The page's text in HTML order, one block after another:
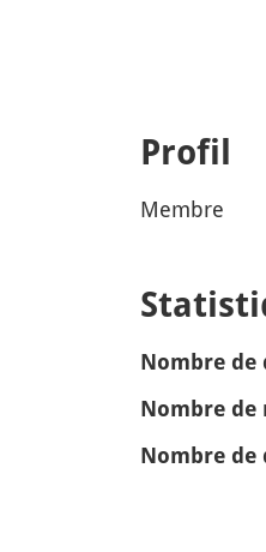
Profil
Membre
Nombre de
Nombre de
Nombre de